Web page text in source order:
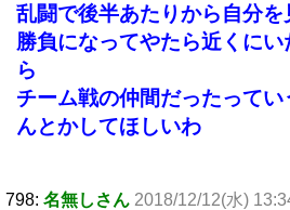
乱闘で後半あたりから自分
勝負になってやたら近くに
ら
チーム戦の仲間だったって
んとかしてほしいわ
798: 名無しさん 2018/12/12(水)